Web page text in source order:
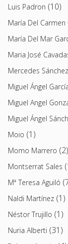
Luis Padron (10)
María Del
María Del Mar
Maria José
Mercedes
Miguel Ángel
Miguel Angel
Miguel Ángel
Moio (1)
Momo Marrero (2)
Montserrat Sales
Mª Teresa Aguiló
Naldi Martínez (1)
Néstor Trujillo (1)
Nuria Alberti (31)